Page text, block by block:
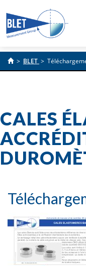
> BLET >
CALES